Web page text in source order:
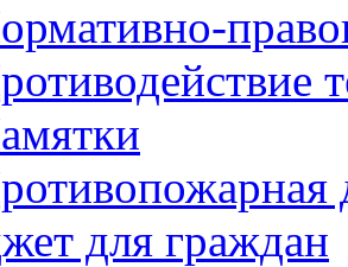
для граждан